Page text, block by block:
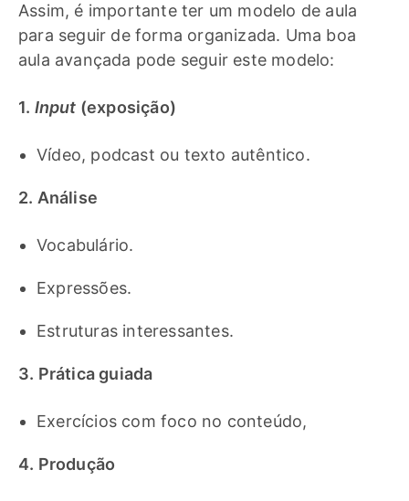
Assim, é importante ter um modelo de aula
para seguir de forma organizada. Uma boa
aula avançada pode seguir este modelo:
1. Input (exposição)
Vídeo, podcast ou texto autêntico.
2. Análise
Vocabulário.
Expressões.
Estruturas interessantes.
3. Prática guiada
Exercícios com foco no conteúdo,
4. Produção